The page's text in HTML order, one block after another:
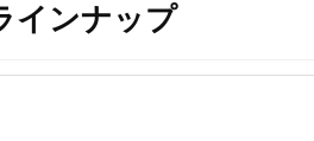
インナップ